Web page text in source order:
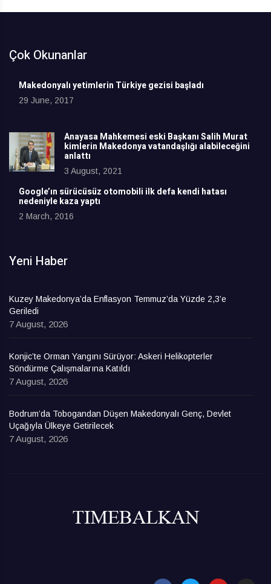
Çok Okunanlar
Makedonyalı yetimlerin Türkiye gezisi başladı
29 June, 2017
Anayasa Mahkemesi eski Başkanı Salih Murat
kimlerin Makedonya vatandaşlığı alabileceğini
anlattı
3 August, 2021
Google’ın sürücüsüz otomobili ilk defa kendi hatası
nedeniyle kaza yaptı
2 March, 2016
Yeni Haber
Kuzey Makedonya’da Enflasyon Temmuz’da Yüzde 2,3’e
Geriledi
7 August, 2026
Konjic’te Orman Yangını Sürüyor: Askeri Helikopterler
Söndürme Çalışmalarına Katıldı
7 August, 2026
Bodrum’da Tobogandan Düşen Makedonyalı Genç, Devlet
Uçağıyla Ülkeye Getirilecek
7 August, 2026